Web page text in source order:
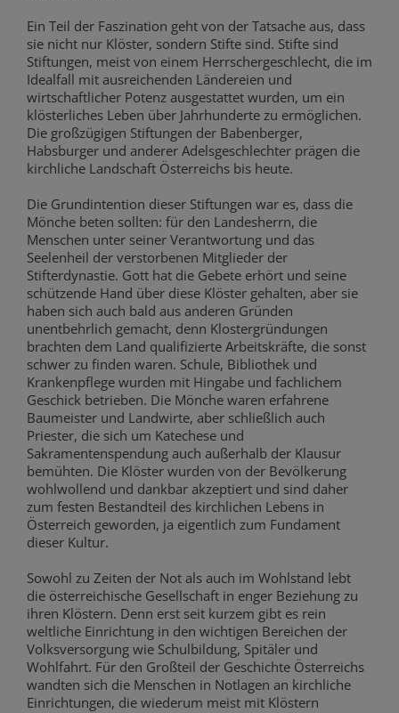
Ein Teil der Faszination geht von der Tatsache aus, dass
sie nicht nur Klöster, sondern Stifte sind. Stifte sind
Stiftungen, meist von einem Herrschergeschlecht, die im
Idealfall mit ausreichenden Ländereien und
wirtschaftlicher Potenz ausgestattet wurden, um ein
klösterliches Leben über Jahrhunderte zu ermöglichen.
Die großzügigen Stiftungen der Babenberger,
Habsburger und anderer Adelsgeschlechter prägen die
kirchliche Landschaft Österreichs bis heute.
Die Grundintention dieser Stiftungen war es, dass die
Mönche beten sollten: für den Landesherrn, die
Menschen unter seiner Verantwortung und das
Seelenheil der verstorbenen Mitglieder der
Stifterdynastie. Gott hat die Gebete erhört und seine
schützende Hand über diese Klöster gehalten, aber sie
haben sich auch bald aus anderen Gründen
unentbehrlich gemacht, denn Klostergründungen
brachten dem Land qualifizierte Arbeitskräfte, die sonst
schwer zu finden waren. Schule, Bibliothek und
Krankenpflege wurden mit Hingabe und fachlichem
Geschick betrieben. Die Mönche waren erfahrene
Baumeister und Landwirte, aber schließlich auch
Priester, die sich um Katechese und
Sakramentenspendung auch außerhalb der Klausur
bemühten. Die Klöster wurden von der Bevölkerung
wohlwollend und dankbar akzeptiert und sind daher
zum festen Bestandteil des kirchlichen Lebens in
Österreich geworden, ja eigentlich zum Fundament
dieser Kultur.
Sowohl zu Zeiten der Not als auch im Wohlstand lebt
die österreichische Gesellschaft in enger Beziehung zu
ihren Klöstern. Denn erst seit kurzem gibt es rein
weltliche Einrichtung in den wichtigen Bereichen der
Volksversorgung wie Schulbildung, Spitäler und
Wohlfahrt. Für den Großteil der Geschichte Österreichs
wandten sich die Menschen in Notlagen an kirchliche
Einrichtungen, die wiederum meist mit Klöstern